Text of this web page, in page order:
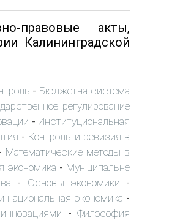
правовые акты,
Калининградской
- Бюджетна система
регулирование
- Институциональная
- Контроль и ревизия в
Математические методы в
экономика - Муніципальне
- Основы экономики -
национальная экономика -
-Философия